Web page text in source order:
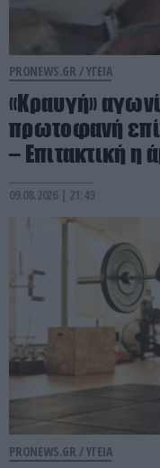
PRONEWS.GR /ΥΓΕΙΑ
«Κραυγή»
πρωτοφανή
– Επιτακτική η
09.08.2026 | 21:49
PRONEWS.GR /ΥΓΕΙΑ